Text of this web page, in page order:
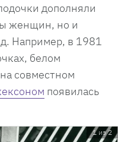
дополняли
женщин, но и
Например, в 1981
белом
совместном
появилась
1 из 2